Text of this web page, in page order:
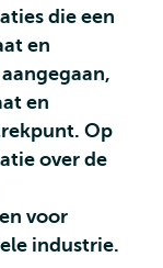
die een
en
en
Op
over de
voor
industrie.